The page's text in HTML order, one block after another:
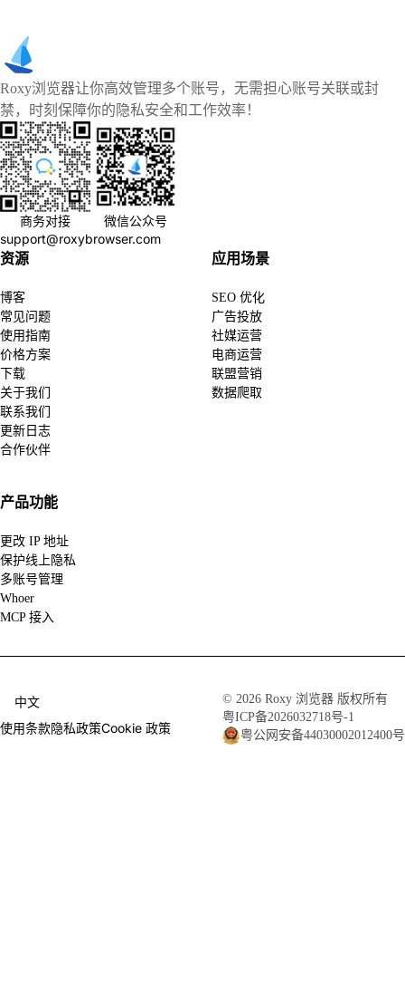
Roxy浏览器让你高效管理多个账号，无需担心账号关联或封
禁，时刻保障你的隐私安全和工作效率！
商务对接
微信公众号
support@roxybrowser.com
资源
博客
常见问题
使用指南
价格方案
下载
关于我们
联系我们
更新日志
合作伙伴
应用场景
SEO 优化
广告投放
社媒运营
电商运营
联盟营销
数据爬取
产品功能
更改 IP 地址
保护线上隐私
多账号管理
Whoer
MCP 接入
中文
使用条款隐私政策Cookie 政策
© 2026 Roxy 浏览器 版权所有
粤ICP备2026032718号-1
粤公网安备44030002012400号